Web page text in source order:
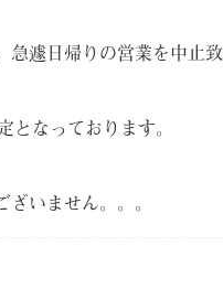
遽日帰りの営業を中止致
なっております。
いません。。。